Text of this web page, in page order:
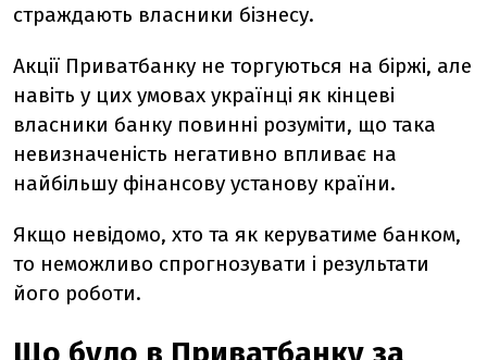
страждають власники бізнесу.
Акції Приватбанку не торгуються на біржі, але
навіть у цих умовах українці як кінцеві
власники банку повинні розуміти, що така
невизначеність негативно впливає на
найбільшу фінансову установу країни.
Якщо невідомо, хто та як керуватиме банком,
то неможливо спрогнозувати і результати
його роботи.